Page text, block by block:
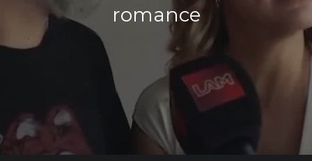
romance